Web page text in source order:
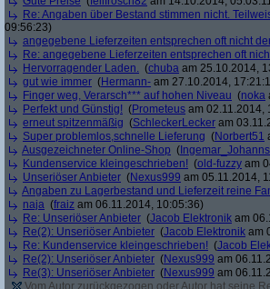
Re: Angaben über Bestand stimmen nicht.
09:56:23)
angegebene Lieferzeiten entsprechen oft nicht
Re: angegebene Lieferzeiten entsprechen oft
Hervorragender Laden. (chuba am 25.10.2014,
gut wie immer (Hermann- am 27.10.2014,
Finger weg, Verarsch*** auf hohen Niveau (noka
Perfekt und Günstig! (Prometeus am 02.11.2014,
erneut spitzenmäßig (SchleckerLecker am
Super problemlos,schnelle Lieferung (Norbert51
Ausgezeichneter Online-Shop (
Kundenservice kleingeschrieben! (old-fuzzy am
Unseriöser Anbieter (Nexus999 am 05.11.2014,
Angaben zu Lagerbestand und Lieferzeit reine
naja (fraiz am 06.11.2014, 10:05:36)
Re: Unseriöser Anbieter (Jacob Elektronik am
Re(2): Unseriöser Anbieter (Jacob Elektronik am
Re: Kundenservice kleingeschrieben! (Jacob
Re(2): Unseriöser Anbieter (Nexus999 am
Re(3): Unseriöser Anbieter (Nexus999 am
Vom Autor zurückgezogen oder Autor hat seine